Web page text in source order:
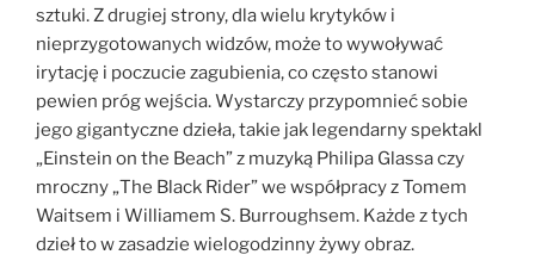
sztuki. Z drugiej strony, dla wielu krytyków i
nieprzygotowanych widzów, może to wywoływać
irytację i poczucie zagubienia, co często stanowi
pewien próg wejścia. Wystarczy przypomnieć sobie
jego gigantyczne dzieła, takie jak legendarny spektakl
„Einstein on the Beach” z muzyką Philipa Glassa czy
mroczny „The Black Rider” we współpracy z Tomem
Waitsem i Williamem S. Burroughsem. Każde z tych
dzieł to w zasadzie wielogodzinny żywy obraz.